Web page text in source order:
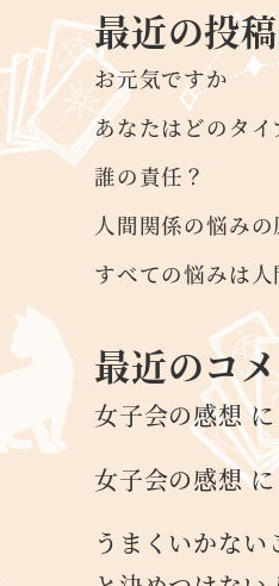
最近の投稿
お元気ですか
あなたはどのタイ
誰の責任？
人間関係の悩み
すべての悩みは人
最近のコ
女子会の感想に
女子会の感想に
うまくいかない